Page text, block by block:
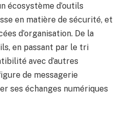
écosystème d’outils
en matière de sécurité, et
d’organisation. De la
en passant par le tri
avec d’autres
de messagerie
ses échanges numériques